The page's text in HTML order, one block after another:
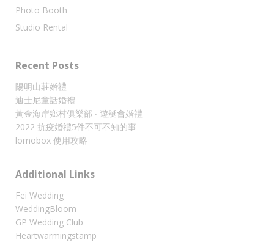
Photo Booth
Studio Rental
Recent Posts
陽明山莊婚禮
迪士尼童話婚禮
黃金海岸鄉村俱樂部 ‧ 遊艇會婚禮
2022 抗疫婚禮5件不可不知的事
lomobox 使用攻略
Additional Links
Fei Wedding
WeddingBloom
GP Wedding Club
Heartwarmingstamp